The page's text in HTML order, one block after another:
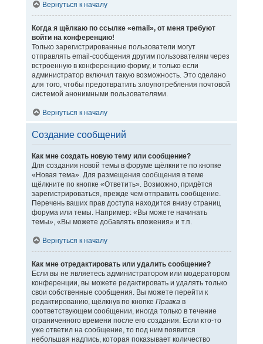
Вернуться к началу
Когда я щёлкаю по ссылке «email», от меня требуют
войти на конференцию!
Только зарегистрированные пользователи могут
отправлять email-сообщения другим пользователям через
встроенную в конференцию форму, и только если
администратор включил такую возможность. Это сделано
для того, чтобы предотвратить злоупотребления почтовой
системой анонимными пользователями.
Вернуться к началу
Создание сообщений
Как мне создать новую тему или сообщение?
Для создания новой темы в форуме щёлкните по кнопке
«Новая тема». Для размещения сообщения в теме
щёлкните по кнопке «Ответить». Возможно, придётся
зарегистрироваться, прежде чем отправить сообщение.
Перечень ваших прав доступа находится внизу страниц
форума или темы. Например: «Вы можете начинать
темы», «Вы можете добавлять вложения» и т.п.
Вернуться к началу
Как мне отредактировать или удалить сообщение?
Если вы не являетесь администратором или модератором
конференции, вы можете редактировать и удалять только
свои собственные сообщения. Вы можете перейти к
редактированию, щёлкнув по кнопке Правкав
соответствующем сообщении, иногда только в течение
ограниченного времени после его создания. Если кто-то
уже ответил на сообщение, то под ним появится
небольшая надпись, которая показывает количество